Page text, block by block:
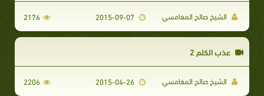
الشيخ صالح المغامسي 2176
عذب الكلم 2
الشيخ صالح المغامسي 2015-04-26
2206